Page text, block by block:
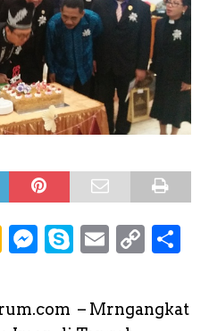
K
a
M
s
S
y
p
E
il
C
y
a
r
– Mrngangkat